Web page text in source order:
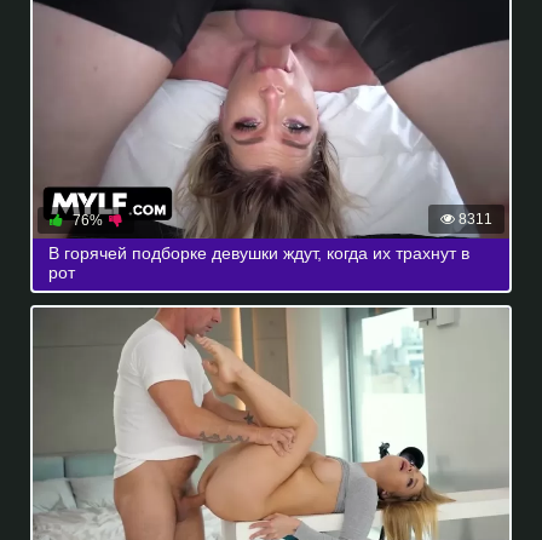
8311
76%
В горячей подборке девушки ждут, когда их трахнут в
рот